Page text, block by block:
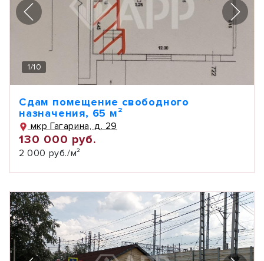
1/10
Сдам помещение свободного
назначения, 65 м²
мкр Гагарина, д. 29
130 000 руб.
2 000 руб./м²